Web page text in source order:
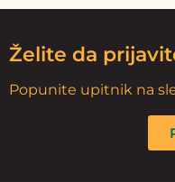
Želite da
Popunite upitnik na